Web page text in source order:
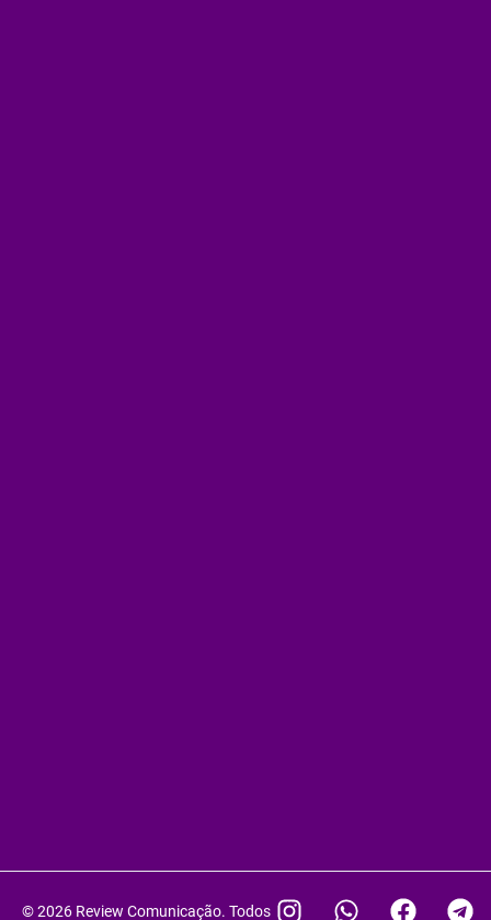
© 2026 Review Comunicação. Todos I W F T
L B